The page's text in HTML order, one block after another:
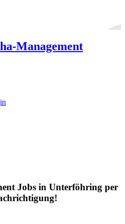
Management
Jobs in Unterföhring per